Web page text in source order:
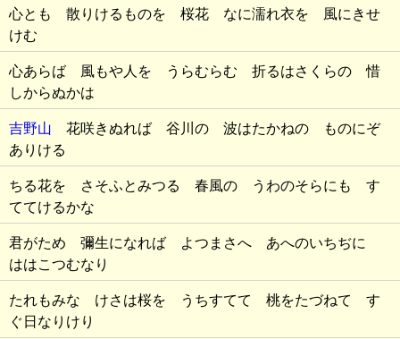
心とも 散りけるものを 桜花 なに濡れ衣を 風にきせ
けむ
心あらば 風もや人を うらむらむ 折るはさくらの 惜
しからぬかは
吉野山 花咲きぬれば 谷川の 波はたかねの ものにぞ
ありける
ちる花を さそふとみつる 春風の うわのそらにも す
ててけるかな
君がため 彌生になれば よつまさへ あへのいちぢに
ははこつむなり
たれもみな けさは桜を うちすてて 桃をたづねて す
ぐ日なりけり